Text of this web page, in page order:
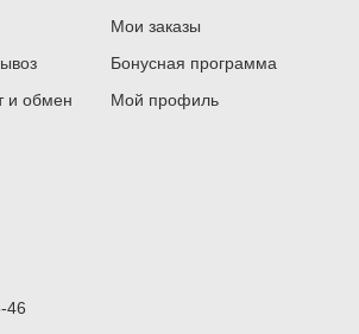
и обмен
Мои заказы
Бонусная программа
Мой профиль
46